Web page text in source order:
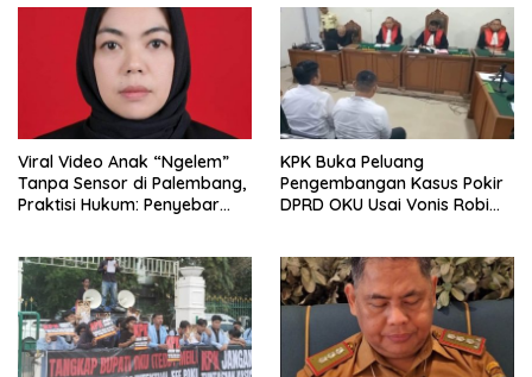
Viral Video Anak “Ngelem”
Tanpa Sensor di Palembang,
Praktisi Hukum: Penyebar
KPK Buka Peluang
Pengembangan Kasus Pokir
DPRD OKU Usai Vonis Robi